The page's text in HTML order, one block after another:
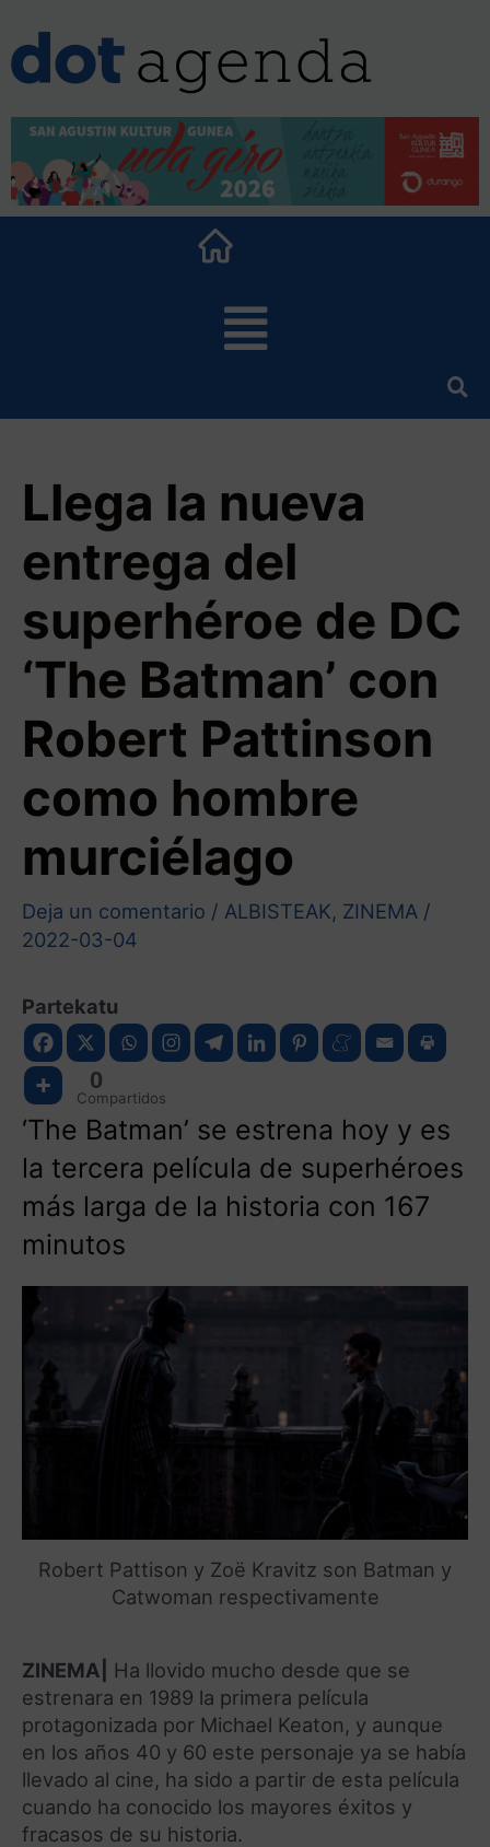
Llega la nueva
entrega del
superhéroe de DC
‘The Batman’ con
Robert Pattinson
como hombre
murciélago
Deja un comentario / ALBISTEAK, ZINEMA /
2022-03-04
Partekatu
0
Compartidos
‘The Batman’ se estrena hoy y es
la tercera película de superhéroes
más larga de la historia con 167
minutos
Robert Pattison y Zoë Kravitz son Batman y
Catwoman respectivamente
ZINEMA|
Ha llovido mucho desde que se
estrenara en 1989 la primera película
protagonizada por Michael Keaton, y aunque
en los años 40 y 60 este personaje ya se había
llevado al cine, ha sido a partir de esta película
cuando ha conocido los mayores éxitos y
fracasos de su historia.